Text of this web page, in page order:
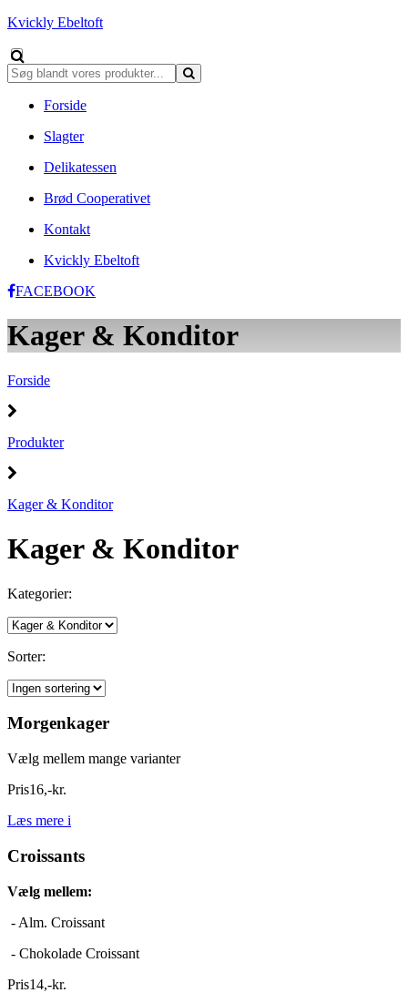
Kvickly Ebeltoft
Forside
Slagter
Delikatessen
Brød Cooperativet
Kontakt
Kvickly Ebeltoft
FACEBOOK
Kager & Konditor
Forside
Produkter
Kager & Konditor
Kager & Konditor
Kategorier:
Sorter:
Morgenkager
Vælg mellem mange varianter
Pris16,-kr.
Læs mere i
Croissants
Vælg mellem:
- Alm. Croissant
- Chokolade Croissant
Pris14,-kr.